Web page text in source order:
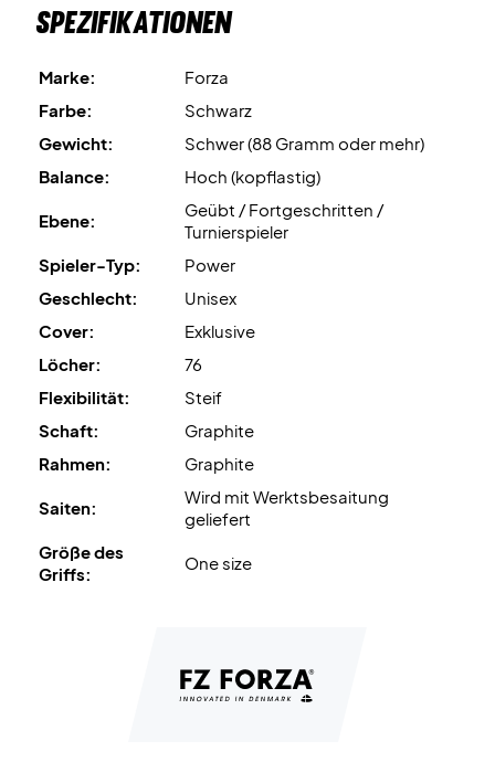
Spezifikationen
Marke:
Forza
Farbe:
Schwarz
Gewicht:
Schwer (88 Gramm oder mehr)
Balance:
Hoch (kopflastig)
Ebene:
Geübt / Fortgeschritten /
Turnierspieler
Spieler-Typ:
Power
Geschlecht:
Unisex
Cover:
Exklusive
Löcher:
76
Flexibilität:
Steif
Schaft:
Graphite
Rahmen:
Graphite
Saiten:
Wird mit Werktsbesaitung
geliefert
Größe des
Griffs:
One size